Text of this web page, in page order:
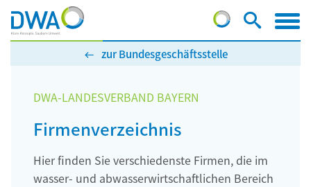
zur Bundesgeschäftsstelle
DWA-LANDESVERBAND BAYERN
Firmenverzeichnis
Hier finden Sie verschiedenste Firmen, die im
wasser- und abwasserwirtschaftlichen Bereich